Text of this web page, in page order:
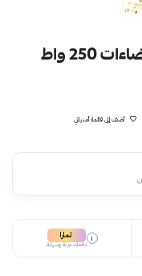
نجف مودرن اسود لون الانارة 3 اضاءات 250 واط
أضف إلى قائمة أمنياتي
i تمارا
دفعات مرنة وسهلة